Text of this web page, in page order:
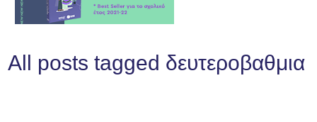
All posts tagged δευτεροβαθμια